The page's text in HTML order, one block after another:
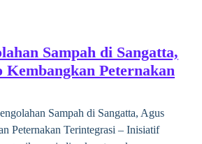
Sampah di Sangatta,
Kembangkan Peternakan
Sampah di Sangatta, Agus
Peternakan Terintegrasi – Inisiatif